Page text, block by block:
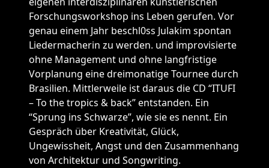
Forschungsworkshop ins Leben gerufen. Vor
genau einem Jahr beschl0ss Julakim spontan
Liedermacherin zu werden. und improvisierte
ohne Management und ohne langfristige
Vorplanung eine dreimonatige Tournee durch
Brasilien. Mittlerweile ist daraus die CD “ITUFI
– To the tropics & back” entstanden. Ein
“Sprung ins Schwarze”, wie sie es nennt. Ein
Gespräch über Kreativität, Glück,
Ungewissheit, Angst und den Zusammenhang
von Architektur und Songwriting.